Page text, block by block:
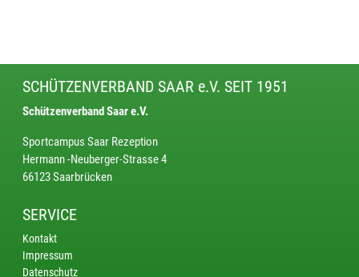
SCHÜTZENVERBAND SAAR e.V. SEIT 1951
Schützenverband Saar e.V.
Sportcampus Saar Rezeption
Hermann -Neuberger-Strasse 4
66123 Saarbrücken
SERVICE
Kontakt
Impressum
Datenschutz